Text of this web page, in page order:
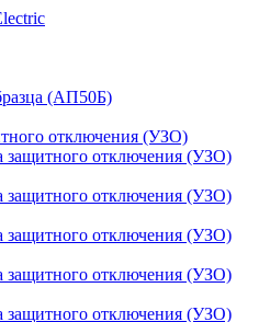
(АП50Б)
отключения (УЗО)
защитного отключения (УЗО)
защитного отключения (УЗО)
защитного отключения (УЗО)
защитного отключения (УЗО)
защитного отключения (УЗО)